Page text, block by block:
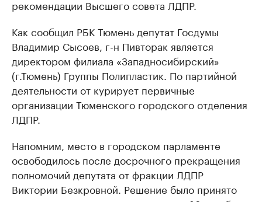
рекомендации Высшего совета ЛДПР.
Как сообщил РБК Тюмень депутат Госдумы
Владимир Сысоев, г-н Пивторак является
директором филиала «Западносибирский»
(г.Тюмень) Группы Полипластик. По партийной
деятельности от курирует первичные
организации Тюменского городского отделения
ЛДПР.
Напомним, место в городском парламенте
освободилось после досрочного прекращения
полномочий депутата от фракции ЛДПР
Виктории Безкровной. Решение было принято